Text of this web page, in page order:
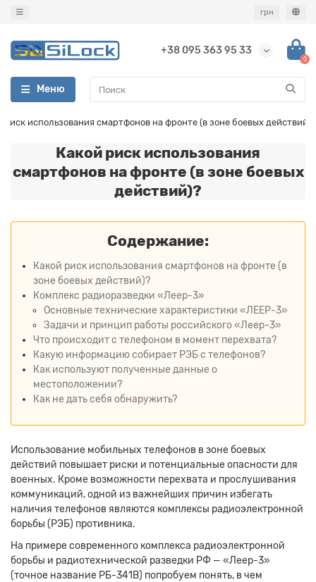
грн
+38 095 363 95 33
0
Меню
риск использования смартфонов на фронте (в зоне боевых действий)?
Какой риск использования
смартфонов на фронте (в зоне боевых
действий)?
Содержание:
Какой риск использования смартфонов на фронте (в
зоне боевых действий)?
Комплекс радиоразведки «Леер-3»
Основные технические характеристики «ЛЕЕР-3»
Задачи и принцип работы российского «Леер-3»
Что происходит с телефоном в момент перехвата?
Какую информацию собирает РЭБ с телефонов?
Как используют полученные данные о
местоположении?
Как не дать себя обнаружить?
Использование мобильных телефонов в зоне боевых
действий повышает риски и потенциальные опасности для
военных. Кроме возможности перехвата и прослушивания
коммуникаций, одной из важнейших причин избегать
наличия телефонов являются комплексы радиоэлектронной
борьбы (РЭБ) противника.
На примере современного комплекса радиоэлектронной
борьбы и радиотехнической разведки РФ — «Леер-3»
(точное название РБ-341В) попробуем понять, в чем